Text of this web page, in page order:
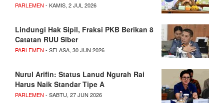
PARLEMEN - KAMIS, 2 JUL 2026
Lindungi Hak Sipil, Fraksi PKB Berikan 8
Catatan RUU Siber
PARLEMEN - SELASA, 30 JUN 2026
Nurul Arifin: Status Lanud Ngurah Rai
Harus Naik Standar Tipe A
PARLEMEN - SABTU, 27 JUN 2026